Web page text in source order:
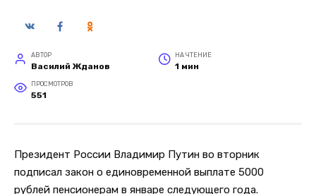
АВТОР
Василий Жданов
НА ЧТЕНИЕ
1 мин
ПРОСМОТРОВ
551
Президент России Владимир Путин во вторник
подписал закон о единовременной выплате 5000
рублей пенсионерам в январе следующего года.